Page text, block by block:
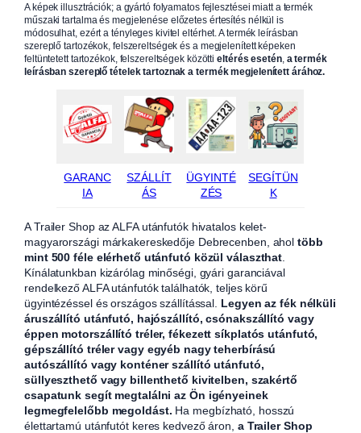
A képek illusztrációk; a gyártó folyamatos fejlesztései miatt a termék
műszaki tartalma és megjelenése előzetes értesítés nélkül is
módosulhat, ezért a tényleges kivitel eltérhet. A termék leírásban
szereplő tartozékok, felszereltségek és a megjelenített képeken
feltüntetett tartozékok, felszereltségek közöttieltérés esetén, a termék
leírásban szereplő tételek tartoznak a termék megjelenített árához.
GARANC
IA
SZÁLLÍT
ÁS
ÜGYINTÉ
ZÉS
SEGÍTÜN
K
A Trailer Shop az ALFA utánfutók hivatalos kelet-
magyarországi márkakereskedője Debrecenben, aholtöbb
mint 500 féle elérhető utánfutó közül választhat
Kínálatunkban kizárólag minőségi, gyári garanciával
rendelkező ALFA utánfutók találhatók, teljes körű
ügyintézéssel és országos szállítással. Legyen az fék nélküli
áruszállító utánfutó, hajószállító, csónakszállító vagy
éppen motorszállító tréler, fékezett síkplatós utánfutó,
gépszállító tréler vagy egyéb nagy teherbírású
autószállító vagy konténer szállító utánfutó,
süllyeszthető vagy billenthető kivitelben, szakértő
csapatunk segít megtalálni az Ön igényeinek
legmegfelelőbb megoldást. Ha megbízható, hosszú
élettartamú utánfutót keres kedvező áron, a Trailer Shop